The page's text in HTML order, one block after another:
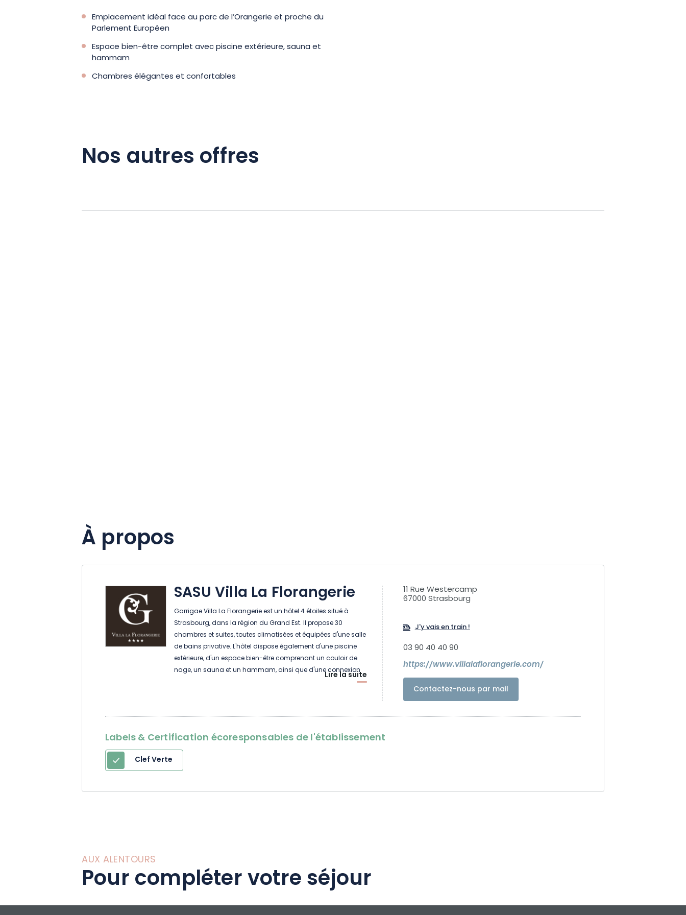
Emplacement idéal face au parc de l’Orangerie et proche du
Parlement Européen
Espace bien-être complet avec piscine extérieure, sauna et
hammam
Chambres élégantes et confortables
Nos autres offres
À propos
SASU Villa La Florangerie
Garrigae Villa La Florangerie est un hôtel 4 étoiles situé à
Strasbourg, dans la région du Grand Est. Il propose 30
chambres et suites, toutes climatisées et équipées d'une salle
de bains privative. L'hôtel dispose également d'une piscine
extérieure, d'un espace bien-être comprenant un couloir de
nage, un sauna et un hammam, ainsi que d'une connexion
Lire la suite
11 Rue Westercamp
67000 Strasbourg
J'y vais en train !
03 90 40 40 90
https://www.villalaflorangerie.com/
Contactez-nous par mail
Labels & Certification écoresponsables de l'établissement
Clef Verte
AUX ALENTOURS
Pour compléter votre séjour